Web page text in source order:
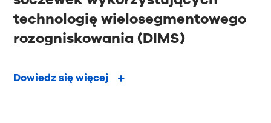
technologię wielosegmentowego
rozogniskowania (DIMS)
Dowiedz się więcej